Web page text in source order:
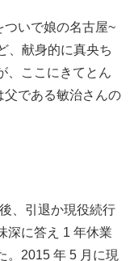
いで娘の名古屋~
、献身的に真央ち
、ここにきてとん
父である敏治さんの
、引退か現役続行
深に答え 1 年休業
。2015 年 5 月に現